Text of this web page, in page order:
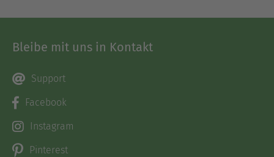
Bleibe mit uns in Kontakt
Support
Facebook
Instagram
Pinterest